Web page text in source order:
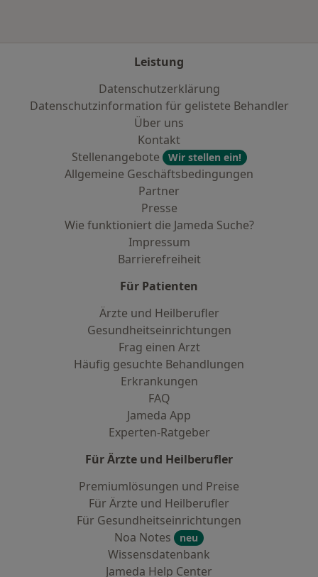
Leistung
Datenschutzerklärung
Datenschutzinformation für gelistete Behandler
Über uns
Kontakt
Stellenangebote
Wir stellen ein!
Allgemeine Geschäftsbedingungen
Partner
Presse
Wie funktioniert die Jameda Suche?
Impressum
Barrierefreiheit
Für Patienten
Ärzte und Heilberufler
Gesundheitseinrichtungen
Frag einen Arzt
Häufig gesuchte Behandlungen
Erkrankungen
FAQ
Jameda App
Experten-Ratgeber
Für Ärzte und Heilberufler
Premiumlösungen und Preise
Für Ärzte und Heilberufler
Für Gesundheitseinrichtungen
Noa Notes
neu
Wissensdatenbank
Jameda Help Center